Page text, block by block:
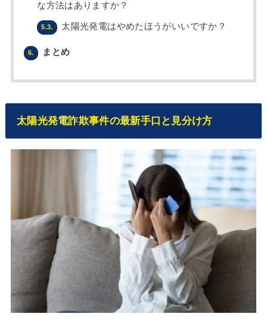
な方法はありますか？
5.3. 太陽光発電はやめたほうがいいですか？
6. まとめ
太陽光発電詐欺事件の最新手口と見分け方